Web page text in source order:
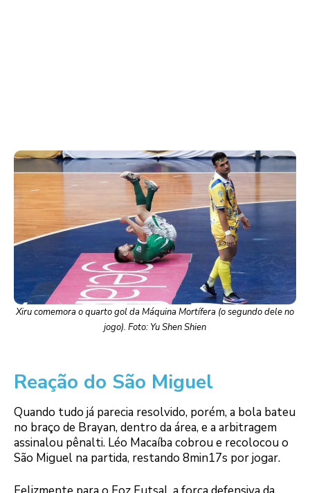
Xiru comemora o quarto gol da Máquina Mortífera (o segundo dele no
jogo). Foto: Yu Shen Shien
Reação do São Miguel
Quando tudo já parecia resolvido, porém, a bola bateu
no braço de Brayan, dentro da área, e a arbitragem
assinalou pênalti. Léo Macaíba cobrou e recolocou o
São Miguel na partida, restando 8min17s por jogar.